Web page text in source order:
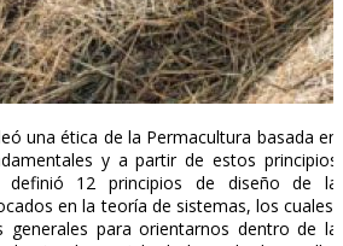
una ética de la Permacultura basada en
y a partir de estos principios
definió 12 principios de diseño de la
en la teoría de sistemas, los cuales,
generales para orientarnos dentro de la